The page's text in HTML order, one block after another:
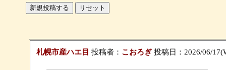
札幌市産ハエ目 投稿者： こおろぎ投稿日：2026/06/